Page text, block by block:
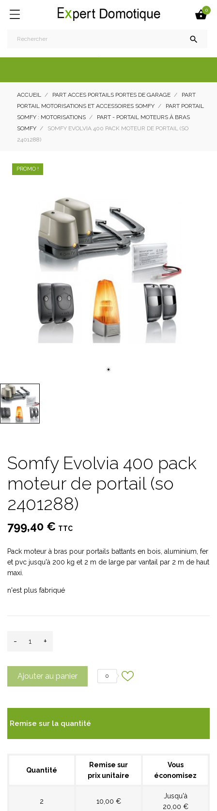
0

ACCUEIL PART ACCES PORTAILS PORTES DE GARAGE
PART
PORTAIL MOTORISATIONS ET ACCESSOIRES SOMFY
PART PORTAIL
SOMFY : MOTORISATIONS
PART - PORTAIL MOTEURS À BRAS
SOMFY
SOMFY EVOLVIA 400 PACK MOTEUR DE PORTAIL (SO
2401288)
PROMO !
Somfy Evolvia 400 pack
moteur de portail (so
2401288)
799,40 € TTC
Pack moteur à bras pour portails battants en bois, aluminium, fer
et pvc jusqu'à 200 kg et 2 m de large par vantail par 2 m de haut
maxi.
n'est plus fabriqué
- +
Ajouter au panier 0
Remise sur la quantité
Quantité
Remise sur
prix unitaire
Vous
économisez
2 10,00 €
Jusqu'à
20,00 €